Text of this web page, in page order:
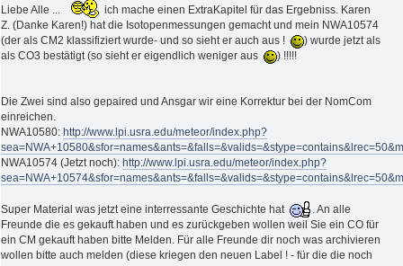
Liebe Alle ...
ich mache einen ExtraKapitel für das Ergebniss. Karen
Z. (Danke Karen!) hat die Isotopenmessungen gemacht und mein NWA10574
(der als CM2 klassifiziert wurde- und so sieht er auch aus !
) wurde jetzt als
als CO3 bestätigt (so sieht er eigendlich weniger aus
) !!!!!
Die Zwei sind also gepaired und Ansgar wir eine Korrektur bei der NomCom
einreichen.
NWA10580: http://www.lpi.usra.edu/meteor/index.php?
NWA10574 (Jetzt noch): http://www.lpi.usra.edu/meteor/index.php?
Super Material was jetzt eine interressante Geschichte hat
. An alle
Freunde die es gekauft haben und es zurückgeben wollen weil Sie ein CO für
ein CM gekauft haben bitte Melden. Für alle Freunde dir noch was archivieren
wollen bitte auch melden (diese kriegen den neuen Label ! - für die die noch